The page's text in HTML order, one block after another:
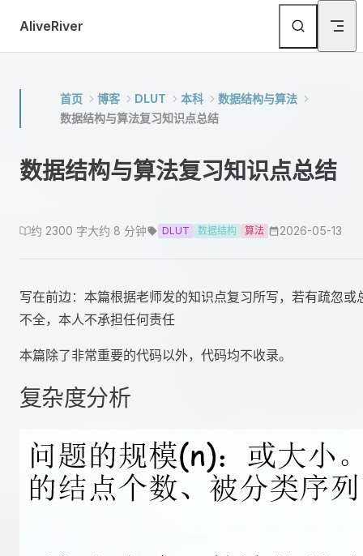
Skip to content
AliveRiver
首页 博客 DLUT 本科
数据结构与算法
数据结构与算法复习知识点总结
数据结构与算法复习知识点总结
约 2300 字大约 8 分钟 DLUT 数据结构 算法 2026-05-13
写在前边：本篇根据老师发的知识点复习所写，若有疏忽或
不全，本人不承担任何责任
本篇除了非常重要的代码以外，代码均不收录。
复杂度分析